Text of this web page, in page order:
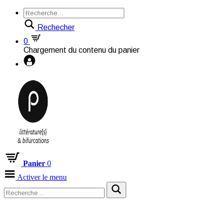
Rechecher
0
Chargement du contenu du panier
Panier 0
Activer le menu